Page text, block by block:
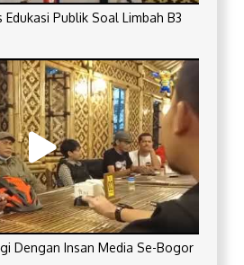
Edukasi Publik Soal Limbah B3
Dengan Insan Media Se-Bogor